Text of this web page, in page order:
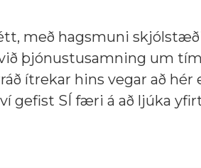
með hagsmuni
þjónustusamning um
ítrekar hins vegar að hér
gefist SÍ færi á að ljúka